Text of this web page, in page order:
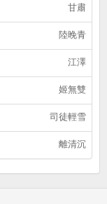
甘肅
陸晚青
江澤
姬無雙
司徒輕雪
離清沉